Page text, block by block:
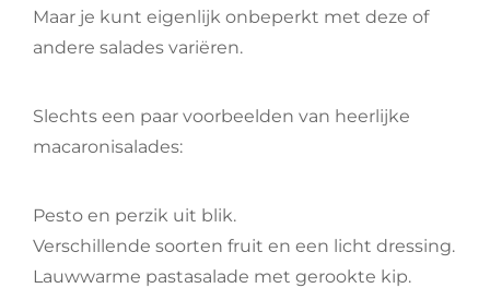
Maar je kunt eigenlijk onbeperkt met deze of
andere salades variëren.
Slechts een paar voorbeelden van heerlijke
macaronisalades:
Pesto en perzik uit blik.
Verschillende soorten fruit en een licht dressing.
Lauwwarme pastasalade met gerookte kip.